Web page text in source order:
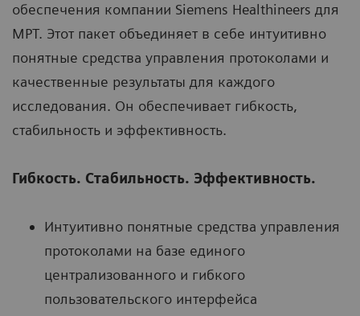
обеспечения компании Siemens Healthineers для
МРТ. Этот пакет объединяет в себе интуитивно
понятные средства управления протоколами и
качественные результаты для каждого
исследования. Он обеспечивает гибкость,
стабильность и эффективность.
Гибкость. Стабильность. Эффективность.
Интуитивно понятные средства управления
протоколами на базе единого
централизованного и гибкого
пользовательского интерфейса